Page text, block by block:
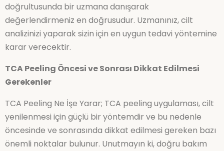
doğrultusunda bir uzmana danışarak
değerlendirmeniz en doğrusudur. Uzmanınız, cilt
analizinizi yaparak sizin için en uygun tedavi yöntemine
karar verecektir.
TCA Peeling Öncesi ve Sonrası Dikkat Edilmesi
Gerekenler
TCA Peeling Ne İşe Yarar; TCA peeling uygulaması, cilt
yenilenmesi için güçlü bir yöntemdir ve bu nedenle
öncesinde ve sonrasında dikkat edilmesi gereken bazı
önemli noktalar bulunur. Unutmayın ki, doğru bakım